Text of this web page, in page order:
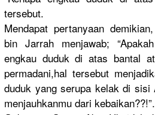
tersebut.
Mendapat pertanyaandemikian,
bin Jarrah menjawab;
engkau duduk di atas bantal
permadani,hal tersebut
duduk yang serupa kelak di sisi
menjauhkanmu dari kebaikan??!”.